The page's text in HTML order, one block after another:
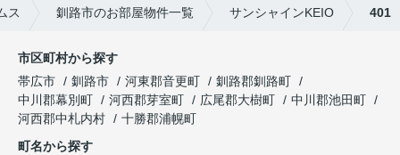
ス 釧路市のお部屋物件一覧 サンシャインKEIO 401
市区町村から探す
帯広市
釧路市 河東郡音更町
釧路郡釧路町
中川郡幕別町
河西郡芽室町 広尾郡大樹町
中川郡池田町
河西郡中札内村
十勝郡浦幌町
町名から探す